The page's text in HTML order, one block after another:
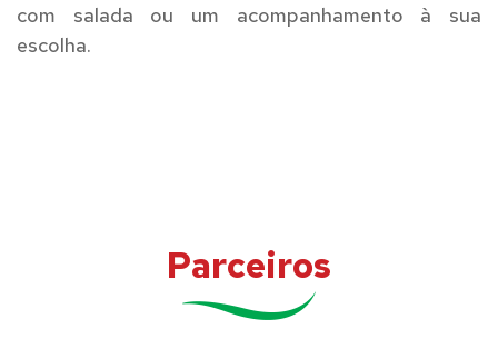
com salada ou um acompanhamento à sua
escolha.
Parceiros